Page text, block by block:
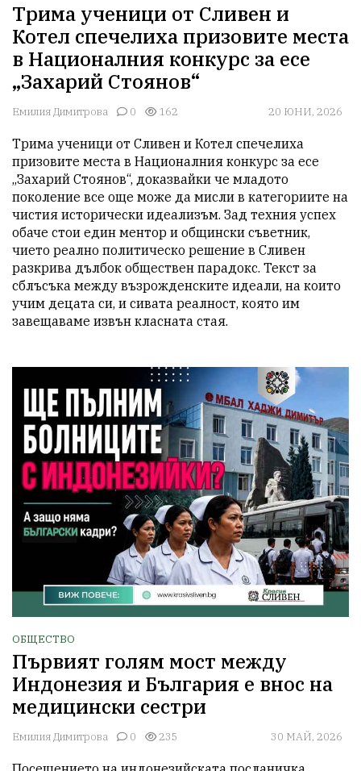
Трима ученици от Сливен и
Котел спечелиха призовите места
в Националния конкурс за есе
„Захарий Стоянов“
Емилия Димитрова 0 162 20 ЮНИ, 2026
Трима ученици от Сливен и Котел спечелиха
призовите места в Националния конкурс за есе
„Захарий Стоянов“, доказвайки че младото
поколение все още може да мисли в категориите на
чистия исторически идеализъм. Зад техния успех
обаче стои един ментор и общински съветник,
чието реално политическо решение в Сливен
разкрива дълбок обществен парадокс. Текст за
сблъсъка между възрожденските идеали, на които
учим децата си, и сивата реалност, която им
завещаваме извън класната стая.
ОБЩЕСТВО
Първият голям мост между
Индонезия и България е внос на
медицински сестри
Емилия Димитрова 0 235 30 МАЙ, 2026